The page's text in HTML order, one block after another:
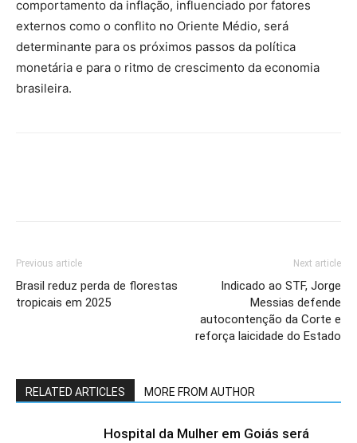
comportamento da inflação, influenciado por fatores
externos como o conflito no Oriente Médio, será
determinante para os próximos passos da política
monetária e para o ritmo de crescimento da economia
brasileira.
Previous article
Brasil reduz perda de florestas
tropicais em 2025
Next article
Indicado ao STF, Jorge
Messias defende
autocontenção da Corte e
reforça laicidade do Estado
RELATED ARTICLES MORE FROM AUTHOR
Hospital da Mulher em Goiás será